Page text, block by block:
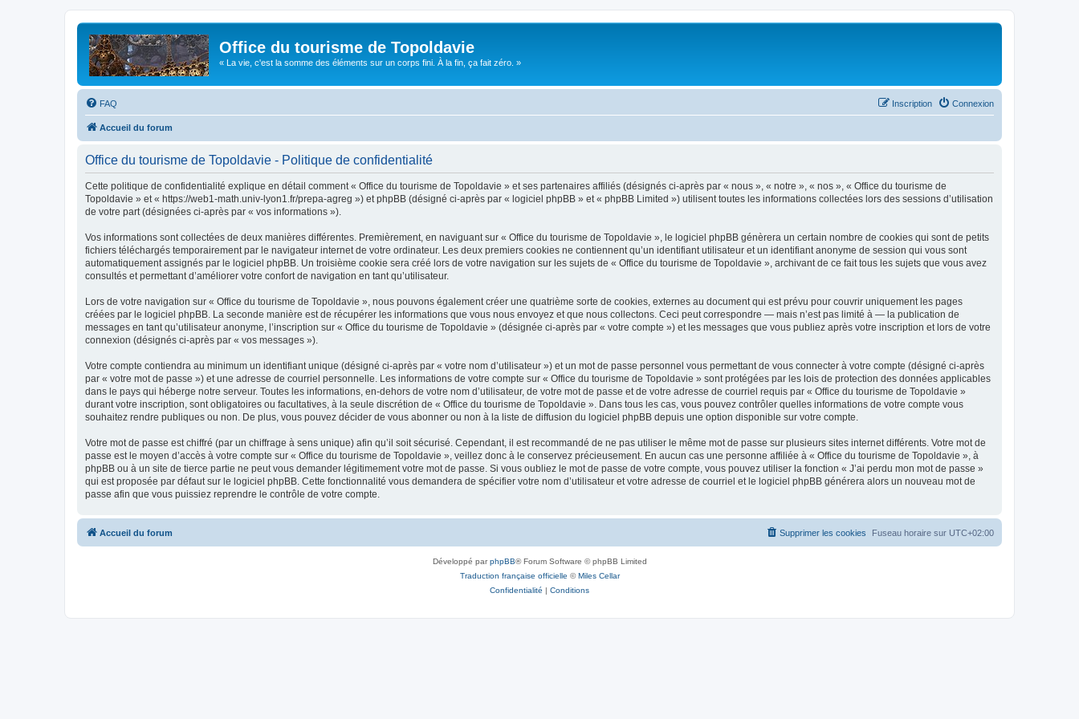
Office du tourisme de Topoldavie
« La vie, c'est la somme des éléments sur un corps fini. À la fin, ça fait zéro. »
FAQ Connexion
Inscription
Accueil du forum
Office du tourisme de Topoldavie - Politique de confidentialité
Cette politique de confidentialité explique en détail comment « Office du tourisme de Topoldavie » et ses partenaires affiliés (désignés ci-après par « nous », « notre », « nos », « Office du tourisme de
Topoldavie » et « https://web1-math.univ-lyon1.fr/prepa-agreg ») et phpBB (désigné ci-après par « logiciel phpBB » et « phpBB Limited ») utilisent toutes les informations collectées lors des sessions d’utilisation
de votre part (désignées ci-après par « vos informations »).
Vos informations sont collectées de deux manières différentes. Premièrement, en naviguant sur « Office du tourisme de Topoldavie », le logiciel phpBB génèrera un certain nombre de cookies qui sont de petits
fichiers téléchargés temporairement par le navigateur internet de votre ordinateur. Les deux premiers cookies ne contiennent qu’un identifiant utilisateur et un identifiant anonyme de session qui vous sont
automatiquement assignés par le logiciel phpBB. Un troisième cookie sera créé lors de votre navigation sur les sujets de « Office du tourisme de Topoldavie », archivant de ce fait tous les sujets que vous avez
consultés et permettant d’améliorer votre confort de navigation en tant qu’utilisateur.
Lors de votre navigation sur « Office du tourisme de Topoldavie », nous pouvons également créer une quatrième sorte de cookies, externes au document qui est prévu pour couvrir uniquement les pages
créées par le logiciel phpBB. La seconde manière est de récupérer les informations que vous nous envoyez et que nous collectons. Ceci peut correspondre — mais n’est pas limité à — la publication de
messages en tant qu’utilisateur anonyme, l’inscription sur « Office du tourisme de Topoldavie » (désignée ci-après par « votre compte ») et les messages que vous publiez après votre inscription et lors de votre
connexion (désignés ci-après par « vos messages »).
Votre compte contiendra au minimum un identifiant unique (désigné ci-après par « votre nom d’utilisateur ») et un mot de passe personnel vous permettant de vous connecter à votre compte (désigné ci-après
par « votre mot de passe ») et une adresse de courriel personnelle. Les informations de votre compte sur « Office du tourisme de Topoldavie » sont protégées par les lois de protection des données applicables
dans le pays qui héberge notre serveur. Toutes les informations, en-dehors de votre nom d’utilisateur, de votre mot de passe et de votre adresse de courriel requis par « Office du tourisme de Topoldavie »
durant votre inscription, sont obligatoires ou facultatives, à la seule discrétion de « Office du tourisme de Topoldavie ». Dans tous les cas, vous pouvez contrôler quelles informations de votre compte vous
souhaitez rendre publiques ou non. De plus, vous pouvez décider de vous abonner ou non à la liste de diffusion du logiciel phpBB depuis une option disponible sur votre compte.
Votre mot de passe est chiffré (par un chiffrage à sens unique) afin qu’il soit sécurisé. Cependant, il est recommandé de ne pas utiliser le même mot de passe sur plusieurs sites internet différents. Votre mot de
passe est le moyen d’accès à votre compte sur « Office du tourisme de Topoldavie », veillez donc à le conservez précieusement. En aucun cas une personne affiliée à « Office du tourisme de Topoldavie », à
phpBB ou à un site de tierce partie ne peut vous demander légitimement votre mot de passe. Si vous oubliez le mot de passe de votre compte, vous pouvez utiliser la fonction « J’ai perdu mon mot de passe »
qui est proposée par défaut sur le logiciel phpBB. Cette fonctionnalité vous demandera de spécifier votre nom d’utilisateur et votre adresse de courriel et le logiciel phpBB générera alors un nouveau mot de
passe afin que vous puissiez reprendre le contrôle de votre compte.
Accueil du forum Fuseau horaire sur UTC+02:00
Supprimer les cookies
Développé parphpBB® Forum Software © phpBB Limited
Traduction française officielle ©Miles Cellar
Confidentialité | Conditions